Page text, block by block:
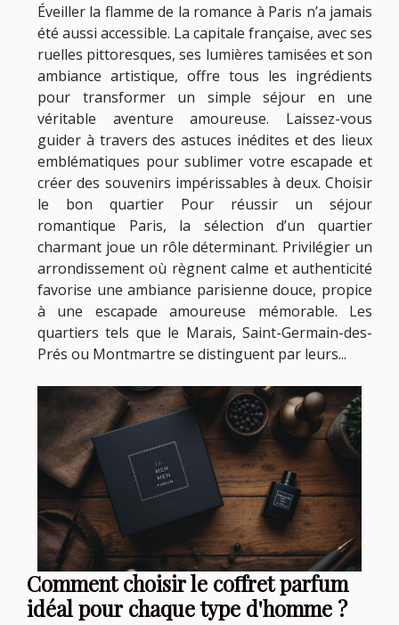
Éveiller la flamme de la romance à Paris n’a jamais
été aussi accessible. La capitale française, avec ses
ruelles pittoresques, ses lumières tamisées et son
ambiance artistique, offre tous les ingrédients
pour transformer un simple séjour en une
véritable aventure amoureuse. Laissez-vous
guider à travers des astuces inédites et des lieux
emblématiques pour sublimer votre escapade et
créer des souvenirs impérissables à deux. Choisir
le bon quartier Pour réussir un séjour
romantique Paris, la sélection d’un quartier
charmant joue un rôle déterminant. Privilégier un
arrondissement où règnent calme et authenticité
favorise une ambiance parisienne douce, propice
à une escapade amoureuse mémorable. Les
quartiers tels que le Marais, Saint-Germain-des-
Prés ou Montmartre se distinguent par leurs...
Comment choisir le coffret parfum
idéal pour chaque type d'homme ?